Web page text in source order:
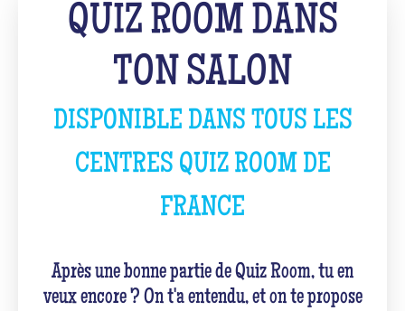
QUIZ ROOM DANS
TON SALON
DISPONIBLE DANS TOUS LES
CENTRES QUIZ ROOM DE
FRANCE
Après une bonne partie de Quiz Room, tu en
veux encore ? On t'a entendu, et on te propose